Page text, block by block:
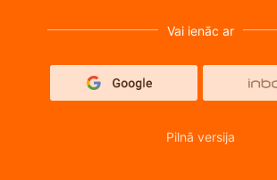
Vai ienāc ar
Pilnā versija